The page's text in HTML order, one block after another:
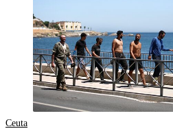
Ceuta